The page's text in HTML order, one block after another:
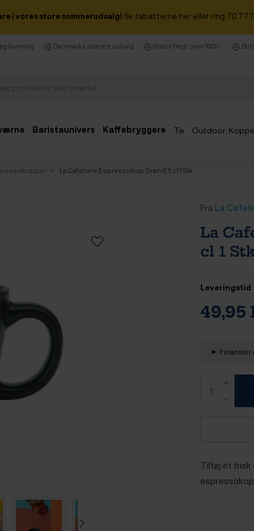
i vores store sommerudsalg! Se rabatterne her eller ring 70
levering Danmarks største udvalg Gratis fragt over 1000,-
Baristaunivers Kaffebryggere Te Outdoor,
La Cafetiére Espressokop Grøn 6,5 cl 1 Stk
Fra La
La
cl 1
Leveringstid
49,95
Finansier
Tilføj et frisk